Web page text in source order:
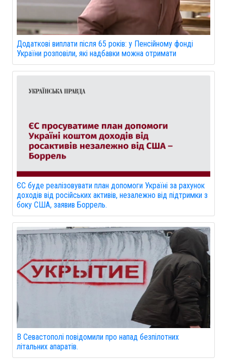
Додаткові виплати після 65 років: у Пенсійному фонді
України розповіли, які надбавки можна отримати
ЄС буде реалізовувати план допомоги Україні за рахунок
доходів від російських активів, незалежно від підтримки з
боку США, заявив Боррель.
В Севастополі повідомили про напад безпілотних
літальних апаратів.